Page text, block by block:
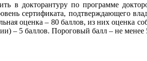
в докторантуру по программе
сертификата, подтверждающего
оценка – 80 баллов, из них оценка
– 5 баллов. Пороговый балл – не менее